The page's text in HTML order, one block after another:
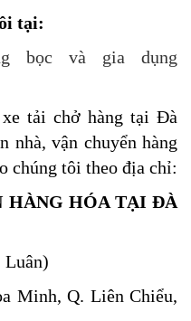
tại:
bọc và gia dụng
tải chở hàng tại Đà
nhà, vận chuyển hàng
chúng tôi theo địa chỉ:
HÀNG HÓA TẠI ĐÀ
Luân)
Minh, Q. Liên Chiểu,